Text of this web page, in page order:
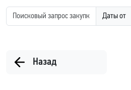
Даты от
Назад